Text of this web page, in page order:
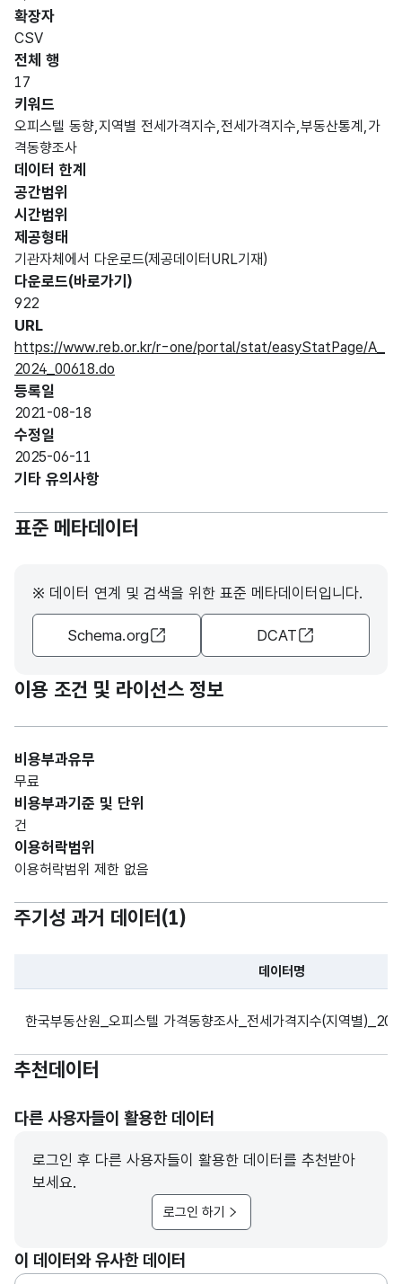
확장자
CSV
전체 행
17
키워드
오피스텔 동향,지역별 전세가격지수,전세가격지수,부동산통계,가
격동향조사
데이터 한계
공간범위
시간범위
제공형태
기관자체에서 다운로드(제공데이터URL기재)
다운로드(바로가기)
922
URL
https://www.reb.or.kr/r-one/portal/stat/easyStatPage/A_
2024_00618.do
등록일
2021-08-18
수정일
2025-06-11
기타 유의사항
표준 메타데이터
※ 데이터 연계 및 검색을 위한 표준 메타데이터입니다.
Schema.org DCAT
이용 조건 및 라이선스 정보
비용부과유무
무료
비용부과기준 및 단위
건
이용허락범위
이용허락범위 제한 없음
주기성 과거 데이터(1)
데이터명
한국부동산원_오피스텔 가격동향조사_전세가격지수(지역별
추천데이터
다른 사용자들이 활용한 데이터
로그인 후 다른 사용자들이 활용한 데이터를 추천받아
보세요.
로그인 하기
이 데이터와 유사한 데이터